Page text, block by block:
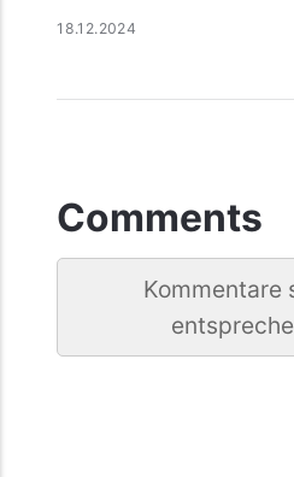
18.12.2024
Comments
Kommentare